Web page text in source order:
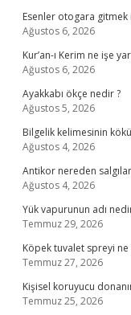
Esenler otogara
Ağustos 6, 2026
Kur’an-ı Kerim ne işe
Ağustos 6, 2026
Ayakkabı ökçe nedir ?
Ağustos 5, 2026
Bilgelik kelimesinin
Ağustos 4, 2026
Antikor nereden
Ağustos 4, 2026
Yük vapurunun adı
Temmuz 29, 2026
Köpek tuvalet spreyi ne
Temmuz 27, 2026
Kişisel koruyucu
Temmuz 25, 2026